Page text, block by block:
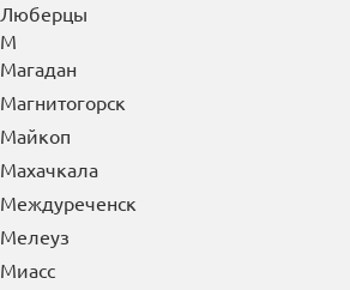
Люберцы
М
Магадан
Магнитогорск
Майкоп
Махачкала
Междуреченск
Мелеуз
Миасс